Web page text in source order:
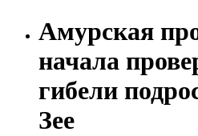
Амурская
начала
гибели
Зее